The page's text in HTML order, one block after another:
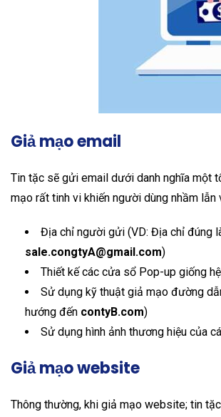
Giả mạo email
Tin tặc sẽ gửi email dưới danh nghĩa một
mạo rất tinh vi khiến người dùng nhầm
Địa chỉ người gửi (VD: Địa chỉ đúng
sale.congtyA@gmail.com)
Thiết kế các cửa sổ Pop-up giống
Sử dụng kỹ thuật giả mạo đường
hướng đến contyB.com)
Sử dụng hình ảnh thương hiệu của
Giả mạo website
Thông thường, khi giả mạo website; tin